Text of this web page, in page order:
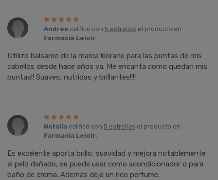
Andrea calificó con 5 estrellas el producto en
Farmacia Leloir.
Utilizo balsamo de la marca klorane para las puntas de mis
cabellos desde hace años ya. Me encanta como quedan mis
puntas!! Suaves, nutridas y brillantes!!!!
Natalia calificó con 5 estrellas el producto en
Farmacia Leloir.
Es excelente aporta brillo, suavidad y mejora notablemente
el pelo dañado, se puede usar como acondicionador o para
baño de crema. Además deja un rico perfume.